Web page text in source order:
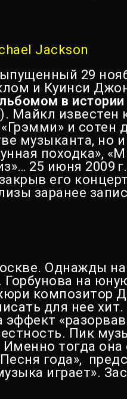
Jackson
29
и Куинси
в
Майкл известен
и сотен
музыканта, но
походка»,
25 июня 2009
его
заранее
Однажды на
на
композитор
для нее
эффект
Пик
тогда она
года»,
играет».